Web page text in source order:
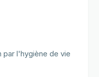
par l'hygiène de vie